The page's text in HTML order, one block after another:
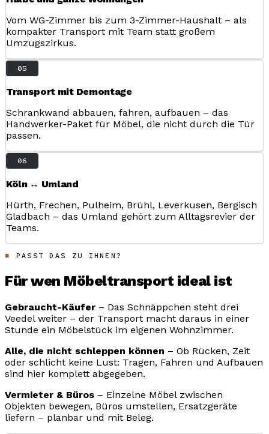
Vom WG-Zimmer bis zum 3-Zimmer-Haushalt – als
kompakter Transport mit Team statt großem
Umzugszirkus.
05
Transport mit Demontage
Schrankwand abbauen, fahren, aufbauen – das
Handwerker-Paket für Möbel, die nicht durch die Tür
passen.
06
Köln ↔ Umland
Hürth, Frechen, Pulheim, Brühl, Leverkusen, Bergisch
Gladbach – das Umland gehört zum Alltagsrevier der
Teams.
PASST DAS ZU IHNEN?
Für wen Möbeltransport ideal ist
Gebraucht-Käufer – Das Schnäppchen steht drei
Veedel weiter – der Transport macht daraus in einer
Stunde ein Möbelstück im eigenen Wohnzimmer.
Alle, die nicht schleppen können – Ob Rücken, Zeit
oder schlicht keine Lust: Tragen, Fahren und Aufbauen
sind hier komplett abgegeben.
Vermieter & Büros – Einzelne Möbel zwischen
Objekten bewegen, Büros umstellen, Ersatzgeräte
liefern – planbar und mit Beleg.